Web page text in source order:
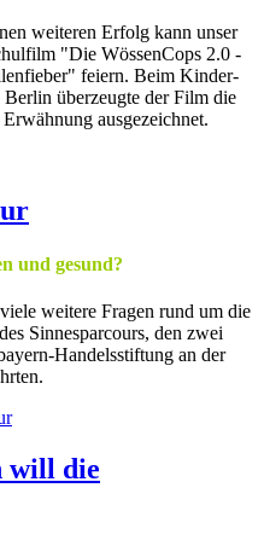
weiteren Erfolg kann unser
"Die WössenCops 2.0 -
feiern. Beim Kinder-
überzeugte der Film die
ausgezeichnet.
und gesund?
weitere Fragen rund um die
Sinnesparcours, den zwei
Handelsstiftung an der
will die